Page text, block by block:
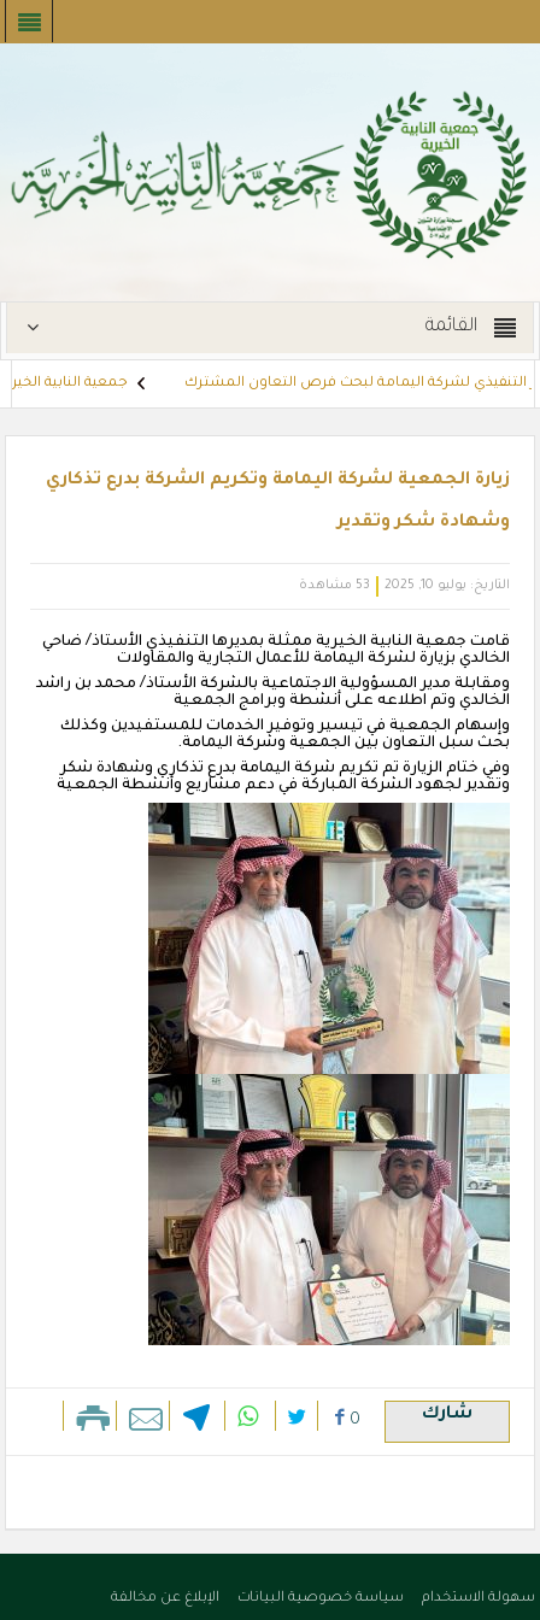
القائمة
التنفيذي لشركة اليمامة لبحث فرص التعاون المشترك جمعية النابية
زيارة الجمعية لشركة اليمامة وتكريم الشركة بدرع تذكاري
وشهادة شكر وتقدير
التاريخ: يوليو 10, 2025 53 مشاهدة
قامت جمعية النابية الخيرية ممثلة بمديرها التنفيذي الأستاذ/ ضاحي
الخالدي بزيارة لشركة اليمامة للأعمال التجارية والمقاولات
ومقابلة مدير المسؤولية الاجتماعية بالشركة الأستاذ/ محمد بن راشد
الخالدي وتم اطلاعه على أنشطة وبرامج الجمعية
وإسهام الجمعية في تيسير وتوفير الخدمات للمستفيدين وكذلك
بحث سبل التعاون بين الجمعية وشركة اليمامة.
وفي ختام الزيارة تم تكريم شركة اليمامة بدرع تذكاري وشهادة شكر
وتقدير لجهود الشركة المباركة في دعم مشاريع وأنشطة الجمعية
شارك 0
سهولة الاستخدام سياسة خصوصية البيانات الإبلاغ عن مخالفة